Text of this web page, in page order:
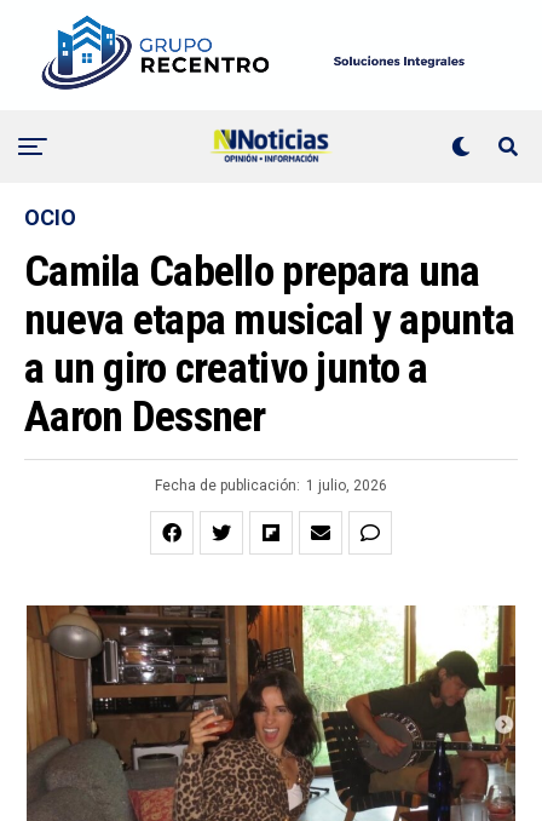
OCIO
Camila Cabello prepara una
nueva etapa musical y apunta
a un giro creativo junto a
Aaron Dessner
Fecha de publicación: 1 julio, 2026